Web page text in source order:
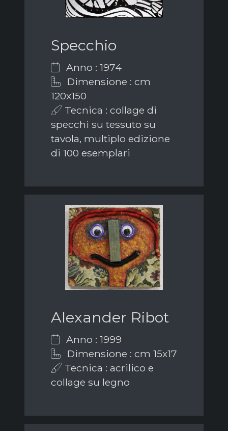
Specchio
Anno : 1974
Dimensione : cm
120x150
Tecnica : collage di
specchi su tessuto su
tavola, multiplo edizione
di 100 esemplari
Alexander Ribot
Anno : 1999
Dimensione : cm 15x17
Tecnica : acrilico e
collage su legno